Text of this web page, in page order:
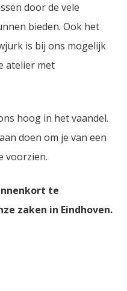
door de vele
bieden. Ook het
is bij ons mogelijk
atelier met
hoog in het vaandel.
doen om je van een
voorzien.
te
zaken in Eindhoven.